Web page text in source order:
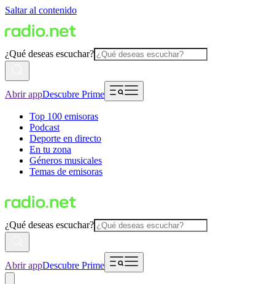
Saltar al contenido
¿Qué deseas escuchar?
Abrir appDescubre Prime
Top 100 emisoras
Podcast
Deporte en directo
En tu zona
Géneros musicales
Temas de emisoras
¿Qué deseas escuchar?
Abrir appDescubre Prime